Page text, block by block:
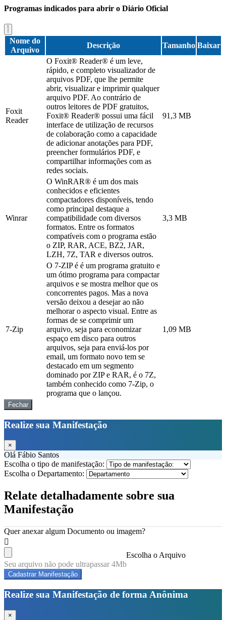
Programas indicados para abrir o Diário Oficial
Nome do
Arquivo
Descrição Tamanho Baixar
Foxit
Reader
O Foxit® Reader® é um leve,
rápido, e completo visualizador de
arquivos PDF, que lhe permite
abrir, visualizar e imprimir qualquer
arquivo PDF. Ao contrário de
outros leitores de PDF gratuitos,
Foxit® Reader® possui uma fácil
interface de utilização de recursos
de colaboração como a capacidade
de adicionar anotações para PDF,
preencher formulários PDF, e
compartilhar informações com as
redes sociais.
91,3 MB
Winrar
O WinRAR® é um dos mais
conhecidos e eficientes
compactadores disponíveis, tendo
como principal destaque a
compatibilidade com diversos
formatos. Entre os formatos
compatíveis com o programa estão
o ZIP, RAR, ACE, BZ2, JAR,
LZH, 7Z, TAR e diversos outros.
3,3 MB
7-Zip
O 7-ZIP é é um programa gratuito e
um ótimo programa para compactar
arquivos e se mostra melhor que os
concorrentes pagos. Mas a nova
versão deixou a desejar ao não
melhorar o aspecto visual. Entre as
formas de se comprimir um
arquivo, seja para economizar
espaço em disco para outros
arquivos, seja para enviá-los por
email, um formato novo tem se
destacado em um segmento
dominado por ZIP e RAR, é o 7Z,
também conhecido como 7-Zip, o
programa que o lançou.
1,09 MB
Fechar
Realize sua Manifestação
×
Olá Fábio Santos
Escolha o tipo de manifestação:
Escolha o Departamento:
Relate detalhadamente sobre sua
Manifestação
Quer anexar algum Documento ou imagem?
Escolha o Arquivo
Seu arquivo não pode ultrapassar 4Mb
Cadastrar Manifestação
Realize sua Manifestação de forma Anônima
×